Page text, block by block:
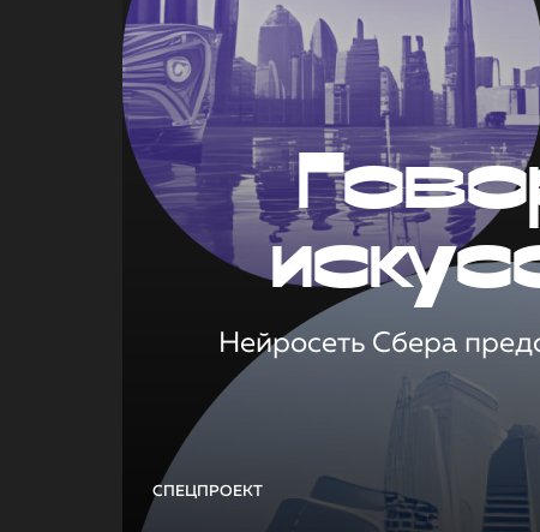
СПЕЦПРОЕКТ
Нейросеть Сбера